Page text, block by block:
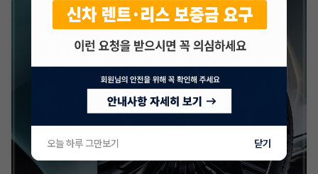
오늘 하루 그만보기 닫기